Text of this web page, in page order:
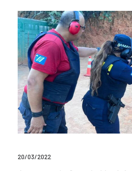
20/03/2022